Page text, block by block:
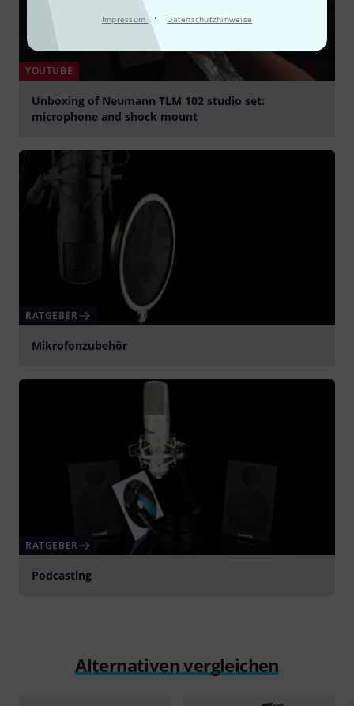
Impressum · Datenschutzhinweise
YOUTUBE
Unboxing of Neumann TLM 102 studio set:
microphone and shock mount
RATGEBER
Mikrofonzubehör
RATGEBER
Podcasting
Alternativen vergleichen